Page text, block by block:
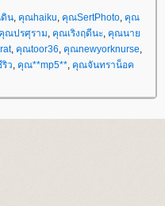
น, คุณhaiku, คุณSertPhoto, คุณ
คุณปรศุราม, คุณเริงฤดีนะ, คุณนา
, คุณtoor36, คุณnewyorknurse,
ว, คุณ**mp5**, คุณจันทราน็อค